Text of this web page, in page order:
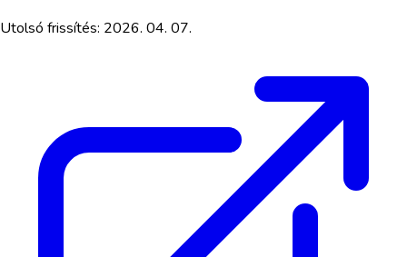
Utolsó frissítés: 2026. 04. 07.